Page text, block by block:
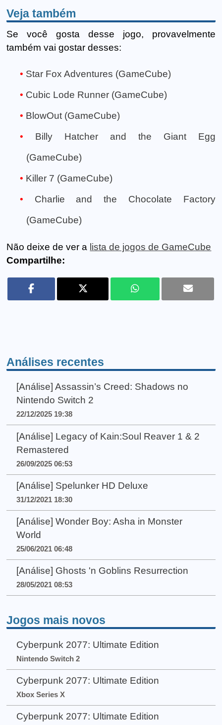
Veja também
Se você gosta desse jogo, provavelmente
também vai gostar desses:
Star Fox Adventures (GameCube)
Cubic Lode Runner (GameCube)
BlowOut (GameCube)
Billy Hatcher and the Giant Egg
(GameCube)
Killer 7 (GameCube)
Charlie and the Chocolate Factory
(GameCube)
Não deixe de ver a lista de jogos de GameCube
Compartilhe:
Análises recentes
[Análise] Assassin’s Creed: Shadows no
Nintendo Switch 2
22/12/2025 19:38
[Análise] Legacy of Kain:Soul Reaver 1 & 2
Remastered
26/09/2025 06:53
[Análise] Spelunker HD Deluxe
31/12/2021 18:30
[Análise] Wonder Boy: Asha in Monster
World
25/06/2021 06:48
[Análise] Ghosts 'n Goblins Resurrection
28/05/2021 08:53
Jogos mais novos
Cyberpunk 2077: Ultimate Edition
Nintendo Switch 2
Cyberpunk 2077: Ultimate Edition
Xbox Series X
Cyberpunk 2077: Ultimate Edition